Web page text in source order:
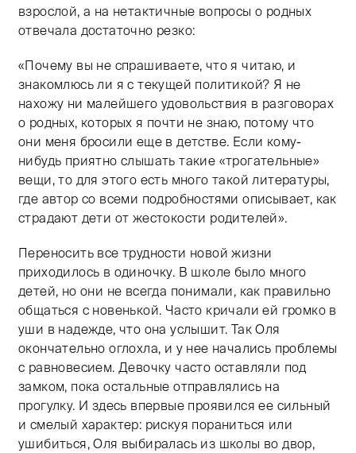
взрослой, а на нетактичные вопросы о родных
отвечала достаточно резко:
«Почему вы не спрашиваете, что я читаю, и
знакомлюсь ли я с текущей политикой? Я не
нахожу ни малейшего удовольствия в разговорах
о родных, которых я почти не знаю, потому что
они меня бросили еще в детстве. Если кому-
нибудь приятно слышать такие «трогательные»
вещи, то для этого есть много такой литературы,
где автор со всеми подробностями описывает, как
страдают дети от жестокости родителей».
Переносить все трудности новой жизни
приходилось в одиночку. В школе было много
детей, но они не всегда понимали, как правильно
общаться с новенькой. Часто кричали ей громко в
уши в надежде, что она услышит. Так Оля
окончательно оглохла, и у нее начались проблемы
с равновесием. Девочку часто оставляли под
замком, пока остальные отправлялись на
прогулку. И здесь впервые проявился ее сильный
и смелый характер: рискуя пораниться или
ушибиться, Оля выбиралась из школы во двор,